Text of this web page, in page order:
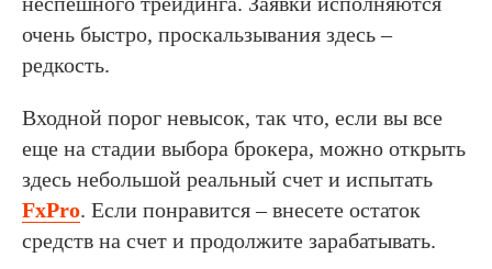
очень быстро, проскальзывания здесь –
редкость.
Входной порог невысок, так что, если вы все
еще на стадии выбора брокера, можно открыть
здесь небольшой реальный счет и испытать
FxPro. Если понравится – внесете остаток
средств на счет и продолжите зарабатывать.